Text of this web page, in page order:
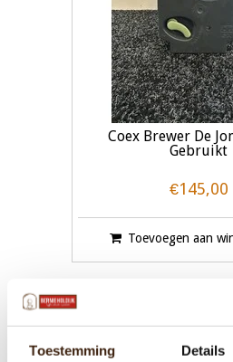
Toestemming Details
Coex Brewer De
Gebruikt
€145,00
Toevoegen aan